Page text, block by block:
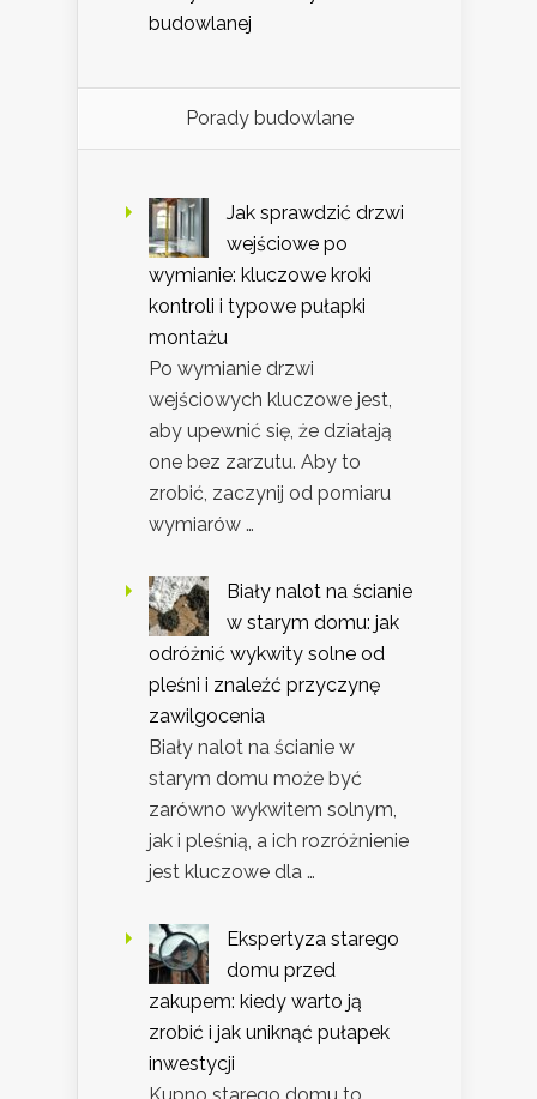
budowlanej
Porady budowlane
Jak sprawdzić drzwi
wejściowe po
wymianie: kluczowe kroki
kontroli i typowe pułapki
montażu
Po wymianie drzwi
wejściowych kluczowe jest,
aby upewnić się, że działają
one bez zarzutu. Aby to
zrobić, zaczynij od pomiaru
wymiarów …
Biały nalot na ścianie
w starym domu: jak
odróżnić wykwity solne od
pleśni i znaleźć przyczynę
zawilgocenia
Biały nalot na ścianie w
starym domu może być
zarówno wykwitem solnym,
jak i pleśnią, a ich rozróżnienie
jest kluczowe dla …
Ekspertyza starego
domu przed
zakupem: kiedy warto ją
zrobić i jak uniknąć pułapek
inwestycji